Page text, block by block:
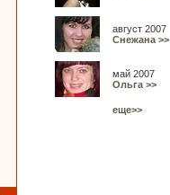
август 2007
Снежана >>
май 2007
Ольга >>
еще>>